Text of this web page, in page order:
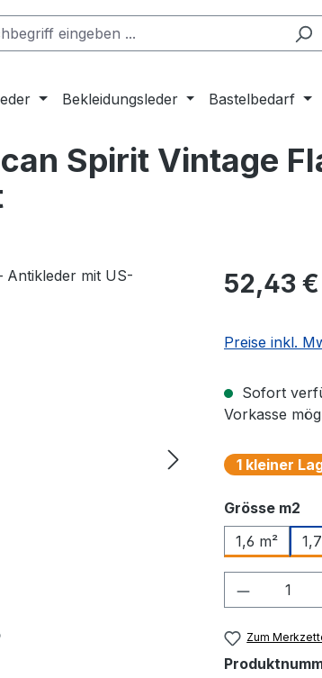
Bekleidungsleder Bastelbedarf
Spirit Vintage
Regulärer
52,43 €
Preise inkl.
Sofort
Vorkasse
1 kleiner
Grösse m2
1,6 m²
Produkt
Zum